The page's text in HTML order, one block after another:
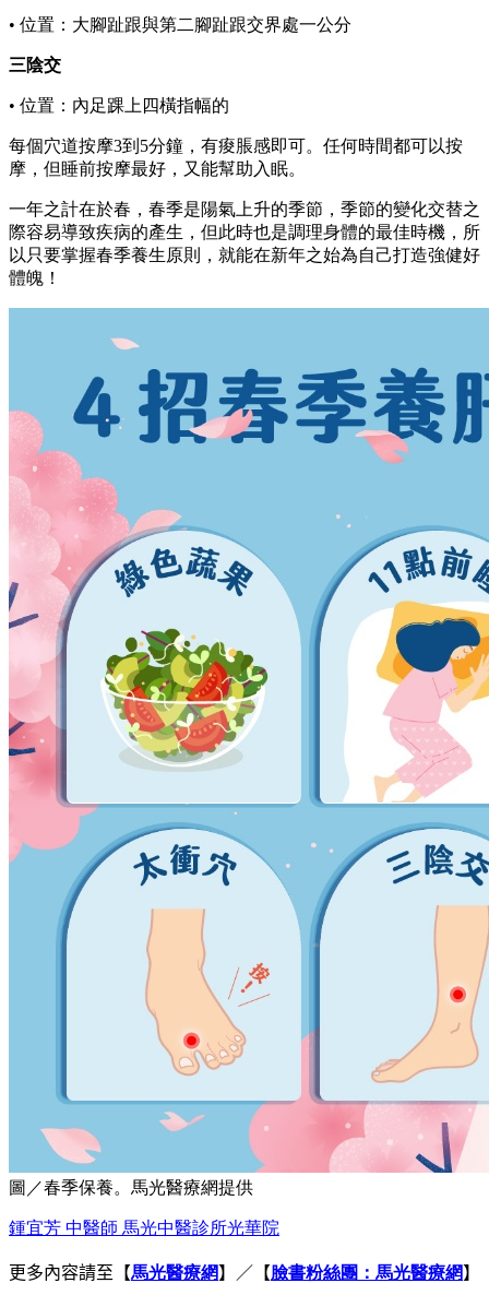
• 位置：大腳趾跟與第二腳趾跟交界處一公分
三陰交
• 位置：內足踝上四橫指幅的
每個穴道按摩3到5分鐘，有痠脹感即可。任何時間都可以按
摩，但睡前按摩最好，又能幫助入眠。
一年之計在於春，春季是陽氣上升的季節，季節的變化交替之
際容易導致疾病的產生，但此時也是調理身體的最佳時機，所
以只要掌握春季養生原則，就能在新年之始為自己打造強健好
體魄！
圖／春季保養。馬光醫療網提供
鍾宜芳 中醫師 馬光中醫診所光華院
更多內容請至 【馬光醫療網】／【臉書粉絲團：馬光醫療網】